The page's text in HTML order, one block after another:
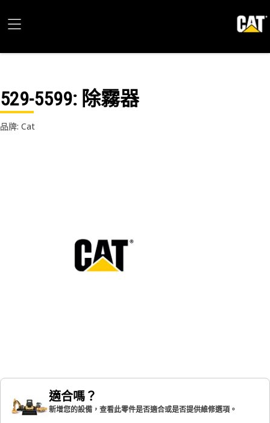
529-5599: 除霧器
品牌: Cat
適合嗎？
新增您的設備，查看此零件是否適合或是否提供維修選項。